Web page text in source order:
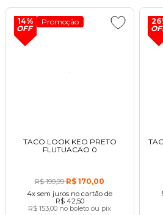
14%
OFF
Promoção
TACO LOOK KEO PRETO
FLUTUACAO 0
R$ 199,99R$ 170,00
4x sem juros no cartão de
R$ 42,50
R$ 153,00 no boleto ou pix